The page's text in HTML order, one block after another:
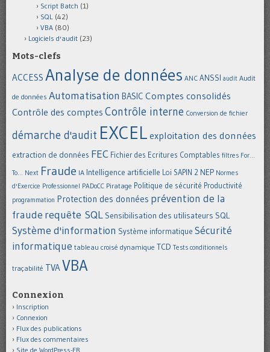
Script Batch (1)
SQL (42)
VBA (80)
Logiciels d'audit (23)
Mots-clefs
ACCESS Analyse de données ANC ANSSI audit Audit
de données Automatisation BASIC Comptes consolidés
Contrôle des comptes Contrôle interne Conversion de fichier
démarche d'audit EXCEL exploitation des données
extraction de données FEC Fichier des Ecritures Comptables filtres For...
To... Next Fraude IA Intelligence artificielle Loi SAPIN 2 NEP Normes
d'Exercice Professionnel PADoCC Piratage Politique de sécurité Productivité
programmation Protection des données prévention de la
fraude requête SQL Sensibilisation des utilisateurs SQL
Système d'information Système informatique Sécurité
informatique tableau croisé dynamique TCD Tests conditionnels
traçabilité TVAVBA
Connexion
Inscription
Connexion
Flux des publications
Flux des commentaires
Site de WordPress-FR